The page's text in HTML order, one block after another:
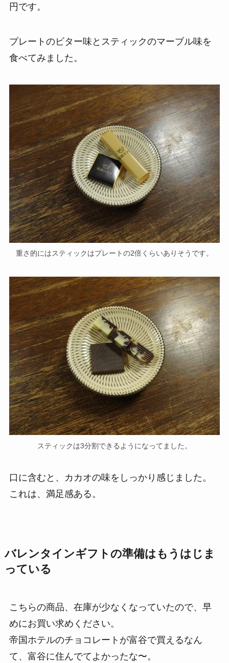
円です。
プレートのビター味とスティックのマーブル味を
食べてみました。
重さ的にはスティックはプレートの2倍くらいありそうです。
スティックは3分割できるようになってました。
口に含むと、カカオの味をしっかり感じました。
これは、満足感ある。
バレンタインギフトの準備はもうはじま
っている
こちらの商品、在庫が少なくなっていたので、早
めにお買い求めください。
帝国ホテルのチョコレートが富谷で買えるなん
て、富谷に住んでてよかったな〜。